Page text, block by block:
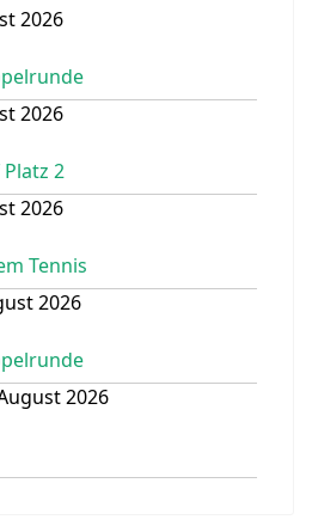
2026
2026
2
2026
Tennis
2026
2026